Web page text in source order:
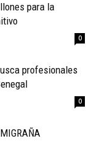
para la
0
profesionales
0